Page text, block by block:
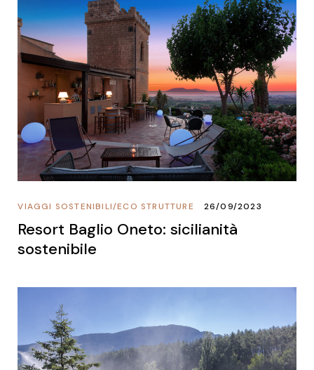
ECO STRUTTURE
/
VIAGGI SOSTENIBILI 26/09/2023
Resort Baglio Oneto: sicilianità
sostenibile